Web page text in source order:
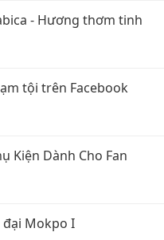
- Hương thơm tinh
tội trên Facebook
Kiện Dành Cho Fan
đại Mokpo I